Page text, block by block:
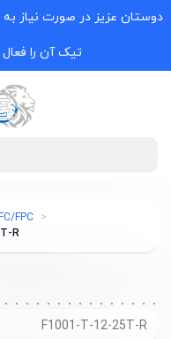
دوستان عزیز در صورت نیاز
تیک آن را فعال
FPC
R
F1001-T-12-25T-R